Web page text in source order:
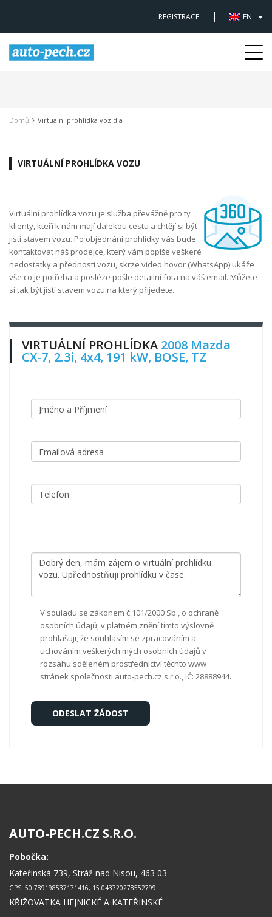
REGISTRACE EN
Domů Virtuální prohlídka vozidla
VIRTUÁLNÍ PROHLÍDKA VOZU
Virtuální prohlídka vozu je služba převážně pro ty
klienty, kteří k nám mají dalekou cestu a chtějí si být
jistí stavem vozu. Po objednání prohlídky vás bude
kontaktovat náš prodejce, který vám popíše veškeré
nedostatky a přednosti vozu, skrze video hovor (WhatsApp) ukáže
vše co je potřeba a posléze pošle detailní fota na váš email. Můžete
si tak být jistí stavem vozu na který přijedete.
VIRTUÁLNÍ PROHLÍDKA 2008 Mazda
CX-7, 2.3i, 4x4, 191 kW, BOSE, TZ
V souladu se zákonem č.101/2000 Sb., o ochraně
osobních údajů, v platném znění tímto výslovně
prohlašuji, že souhlasím se zpracováním a
uchováním veškerých mých osobních údajů v
rozsahu sděleném prostřednictví těchto www
stránek společnosti auto-pech.cz s.r.o., IČ: 28888944.
AUTO-PECH.CZ S.R.O.
Pobočka:
Kateřinská 739, Stráž nad Nisou, 463 03
GPS: 50.789198537171416, 15.043720278552799
KŘIŽOVATKA HEJNICKÉ A KATEŘINSKÉ